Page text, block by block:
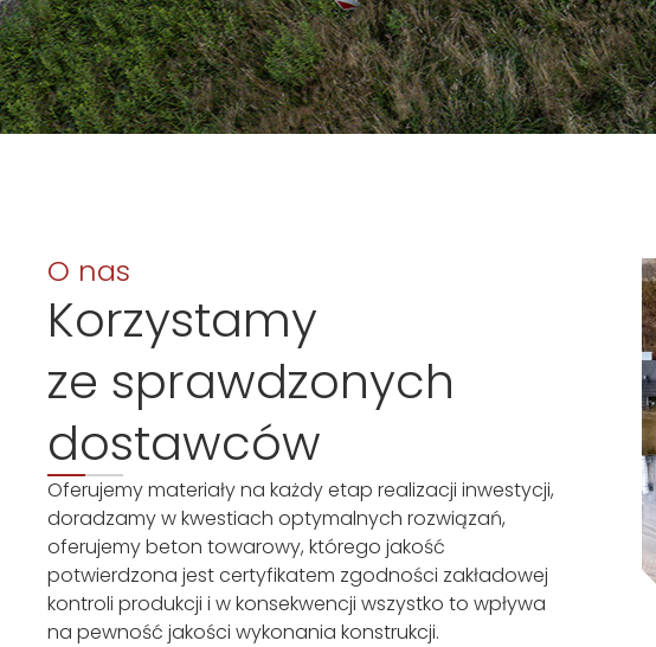
O nas
Korzystamy
ze sprawdzonych
dostawców
Oferujemy materiały na każdy etap realizacji inwestycji,
doradzamy w kwestiach optymalnych rozwiązań,
oferujemy beton towarowy, którego jakość
potwierdzona jest certyfikatem zgodności zakładowej
kontroli produkcji i w konsekwencji wszystko to wpływa
na pewność jakości wykonania konstrukcji.